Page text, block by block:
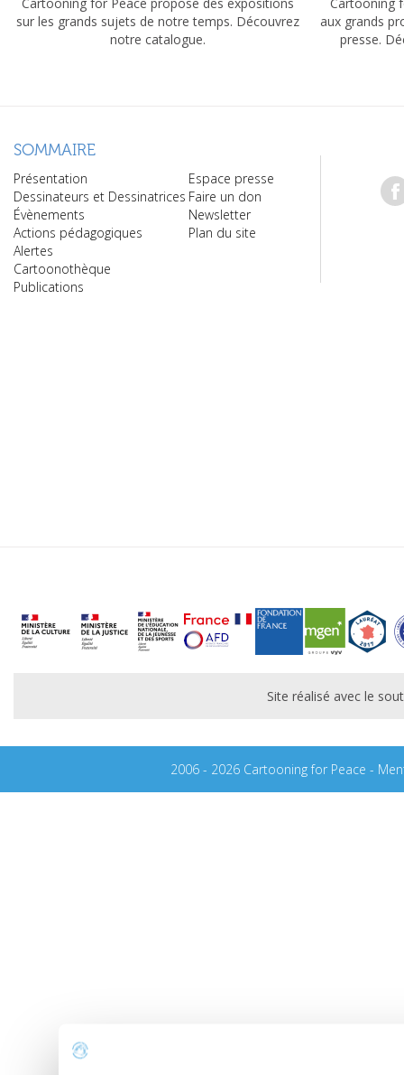
sur les grands sujets de notre temps. Découvrez
notre catalogue.
aux grands
presse.
SOMMAIRE
Présentation
Dessinateurs et Dessinatrices
Évènements
Actions pédagogiques
Alertes
Cartoonothèque
Publications
Espace presse
Faire un don
Newsletter
Plan du site
Site réalisé avec le
2006 - 2026 Cartooning for Peace -